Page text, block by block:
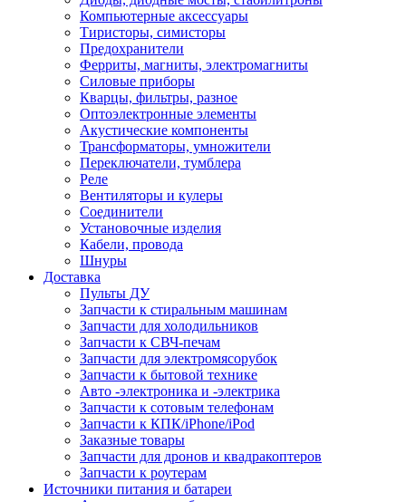
Компьютерные аксессуары
Тиристоры, симисторы
Предохранители
Ферриты, магниты, электромагниты
Силовые приборы
Кварцы, фильтры, разное
Оптоэлектронные элементы
Акустические компоненты
Трансформаторы, умножители
Переключатели, тумблера
Реле
Вентиляторы и кулеры
Соединители
Установочные изделия
Кабели, провода
Шнуры
Доставка
Пульты ДУ
Запчасти к стиральным машинам
Запчасти для холодильников
Запчасти к СВЧ-печам
Запчасти для электромясорубок
Запчасти к бытовой технике
Авто -электроника и -электрика
Запчасти к сотовым телефонам
Запчасти к КПК/iPhone/iPod
Заказные товары
Запчасти для дронов и квадракоптеров
Запчасти к роутерам
Источники питания и батареи